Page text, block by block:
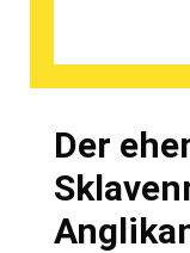
Der